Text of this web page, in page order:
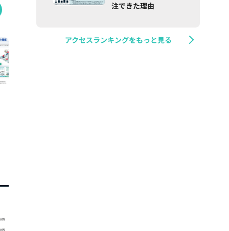
注できた理由
アクセスランキングをもっと見る